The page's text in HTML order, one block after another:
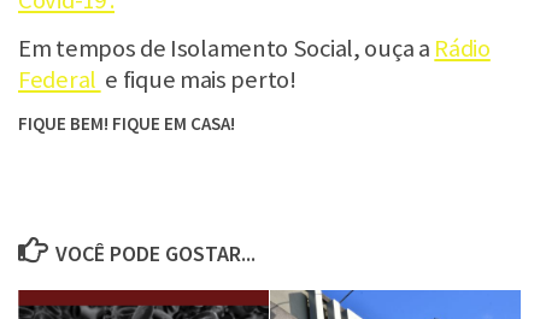
Em tempos de Isolamento Social, ouça a Rádio
Federal e fique mais perto!
FIQUE BEM! FIQUE EM CASA!
VOCÊ PODE GOSTAR...